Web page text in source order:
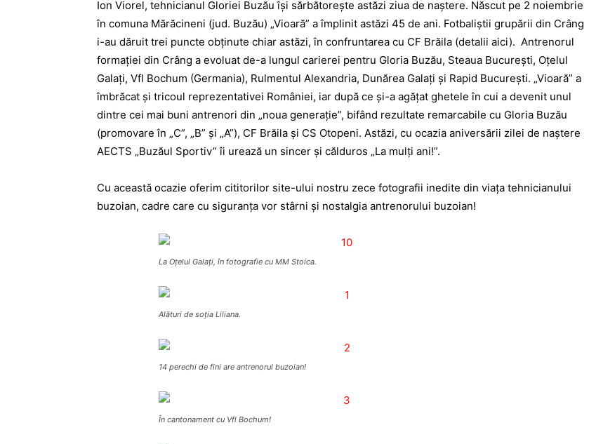
Ion Viorel, tehnicianul Gloriei Buzău îşi sărbătoreşte astăzi ziua de naştere. Născut pe 2 noiembrie
în comuna Mărăcineni (jud. Buzău) „Vioară” a împlinit astăzi 45 de ani. Fotbaliştii grupării din Crâng
i-au dăruit trei puncte obţinute chiar astăzi, în confruntarea cu CF Brăila (detalii aici). Antrenorul
formaţiei din Crâng a evoluat de-a lungul carierei pentru Gloria Buzău, Steaua Bucureşti, Oţelul
Galaţi, Vfl Bochum (Germania), Rulmentul Alexandria, Dunărea Galaţi şi Rapid Bucureşti. „Vioară” a
îmbrăcat şi tricoul reprezentativei României, iar după ce şi-a agăţat ghetele în cui a devenit unul
dintre cei mai buni antrenori din „noua generaţie”, bifând rezultate remarcabile cu Gloria Buzău
(promovare în „C”, „B” şi „A”), CF Brăila şi CS Otopeni. Astăzi, cu ocazia aniversării zilei de naştere
AECTS „Buzăul Sportiv” îi urează un sincer şi călduros „La mulţi ani!”.
Cu această ocazie oferim cititorilor site-ului nostru zece fotografii inedite din viaţa tehnicianului
buzoian, cadre care cu siguranţa vor stârni şi nostalgia antrenorului buzoian!
La Oţelul Galaţi, în fotografie cu MM Stoica.
Alături de soţia Liliana.
14 perechi de fini are antrenorul buzoian!
În cantonament cu Vfl Bochum!